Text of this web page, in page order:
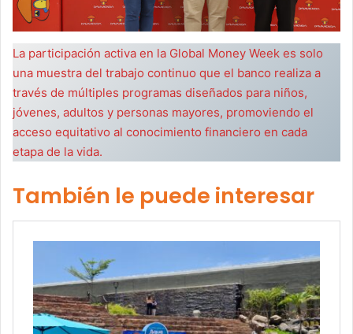
La participación activa en la Global Money Week es solo
una muestra del trabajo continuo que el banco realiza a
través de múltiples programas diseñados para niños,
jóvenes, adultos y personas mayores, promoviendo el
acceso equitativo al conocimiento financiero en cada
etapa de la vida.
También le puede interesar